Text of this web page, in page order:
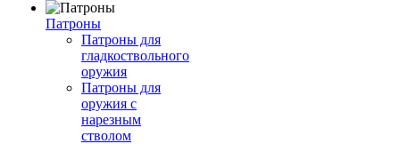
Патроны
Патроны для
гладкоствольного
оружия
Патроны для
оружия с
нарезным
стволом